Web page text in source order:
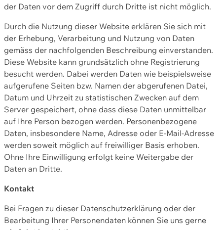
der Daten vor dem Zugriff durch Dritte ist nicht möglich.
Durch die Nutzung dieser Website erklären Sie sich mit
der Erhebung, Verarbeitung und Nutzung von Daten
gemäss der nachfolgenden Beschreibung einverstanden.
Diese Website kann grundsätzlich ohne Registrierung
besucht werden. Dabei werden Daten wie beispielsweise
aufgerufene Seiten bzw. Namen der abgerufenen Datei,
Datum und Uhrzeit zu statistischen Zwecken auf dem
Server gespeichert, ohne dass diese Daten unmittelbar
auf Ihre Person bezogen werden. Personenbezogene
Daten, insbesondere Name, Adresse oder E-Mail-Adresse
werden soweit möglich auf freiwilliger Basis erhoben.
Ohne Ihre Einwilligung erfolgt keine Weitergabe der
Daten an Dritte.
Kontakt
Bei Fragen zu dieser Datenschutzerklärung oder der
Bearbeitung Ihrer Personendaten können Sie uns gerne